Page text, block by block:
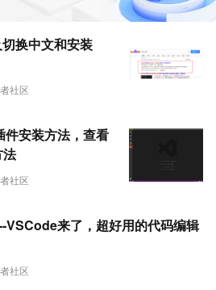
社区
换中文和安装
社区
安装方法，查看
社区
VSCode来了，超好用的代码编辑